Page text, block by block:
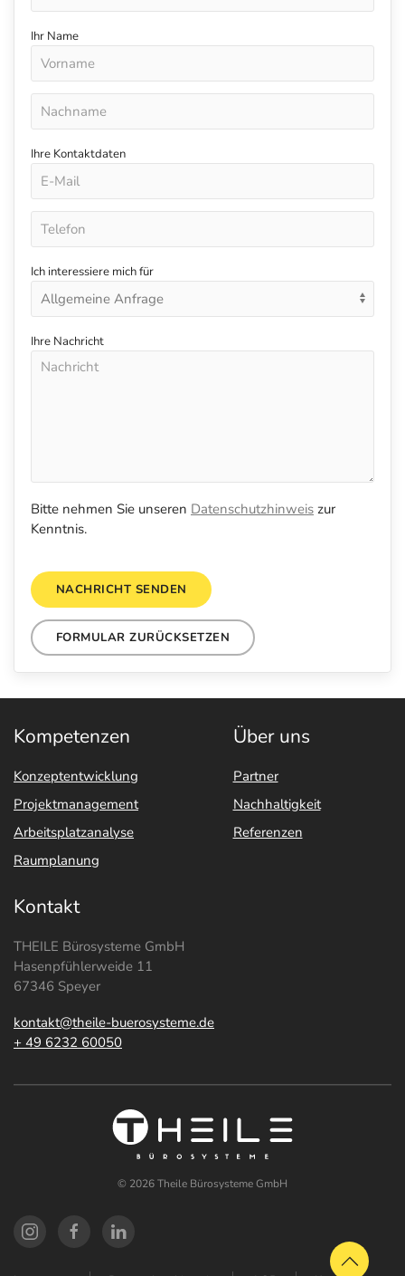
Ihr Name
Ihre Kontaktdaten
Ich interessiere mich für
Ihre Nachricht
Bitte nehmen Sie unseren Datenschutzhinweis zur
Kenntnis.
NACHRICHT SENDEN
FORMULAR ZURÜCKSETZEN
Kompetenzen
Konzeptentwicklung
Projektmanagement
Arbeitsplatzanalyse
Raumplanung
Über uns
Partner
Nachhaltigkeit
Referenzen
Kontakt
THEILE Bürosysteme GmbH
Hasenpfühlerweide 11
67346 Speyer
kontakt@theile-buerosysteme.de
+ 49 6232 60050
© 2026Theile Bürosysteme GmbH